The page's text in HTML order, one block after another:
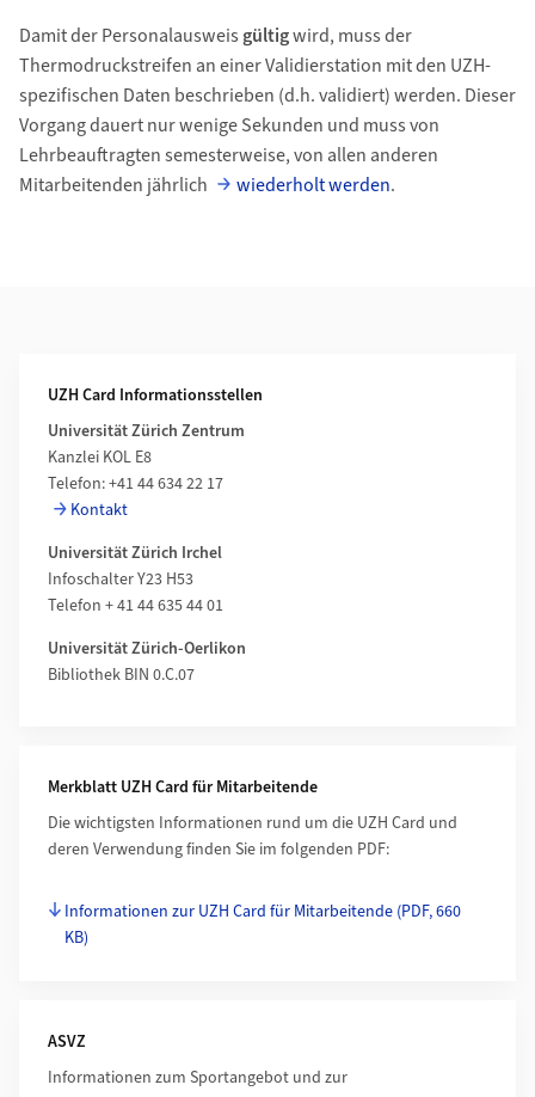
Damit der Personalausweis gültigwird, muss der
Thermodruckstreifen an einer Validierstation mit den UZH-
spezifischen Daten beschrieben (d.h. validiert) werden. Dieser
Vorgang dauert nur wenige Sekunden und muss von
Lehrbeauftragten semesterweise, von allen anderen
Mitarbeitenden jährlich
wiederholt werden.
UZH Card Informationsstellen
Universität Zürich Zentrum
Kanzlei KOL E8
Telefon: +41 44 634 22 17
Kontakt
Universität Zürich Irchel
Infoschalter Y23 H53
Telefon + 41 44 635 44 01
Universität Zürich-Oerlikon
Bibliothek BIN 0.C.07
Merkblatt UZH Card für Mitarbeitende
Die wichtigsten Informationen rund um die UZH Card und
deren Verwendung finden Sie im folgenden PDF:
Informationen zur UZH Card für Mitarbeitende (PDF, 660
KB)
ASVZ
Informationen zum Sportangebot und zur